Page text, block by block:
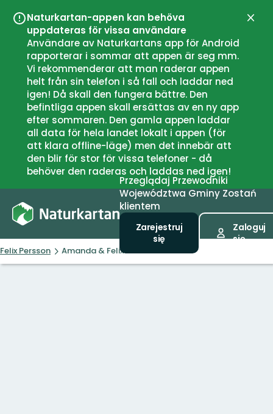
Naturkartan-appen kan behöva
uppdateras för vissa användare
Användare av Naturkartans app för Android
rapporterar i sommar att appen är seg mm.
Vi rekommenderar att man raderar appen
helt från sin telefon i så fall och laddar ned
igen! Då skall den fungera bättre. Den
befintliga appen skall ersättas av en ny app
efter sommaren. Den gamla appen laddar
all data för hela landet lokalt i appen (för
att klara offline-läge) men det innebär att
den blir för stor för vissa telefoner - då
behöver den raderas och laddas ned igen!
Przeglądaj Przewodniki
Województwa Gminy Zostań
klientem
Zarejestruj
się
Zaloguj
się
Felix Persson Amanda & Felix